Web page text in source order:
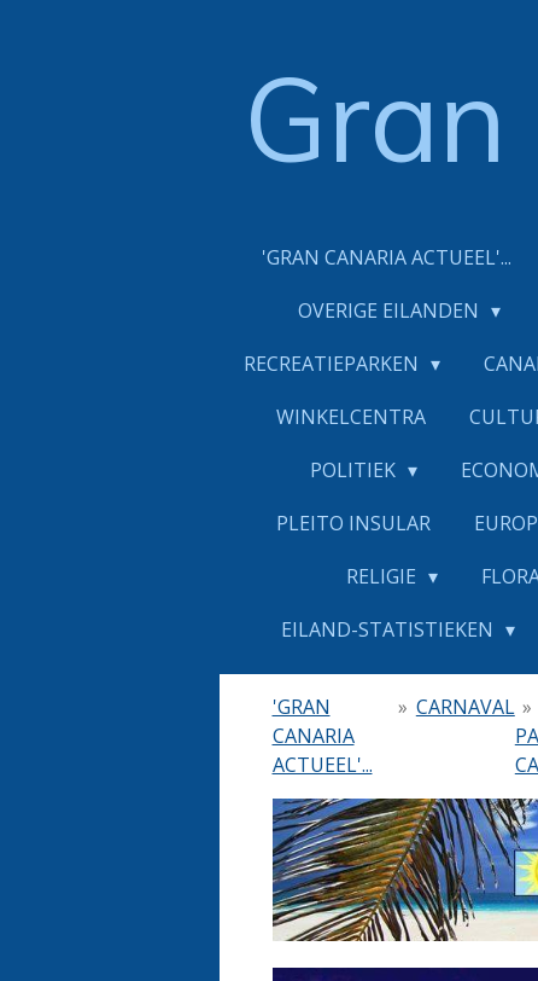
Gran
'GRAN CANARIA ACTUEEL'...
OVERIGE EILANDEN
RECREATIEPARKEN
WINKELCENTRA
POLITIEK
PLEITO INSULAR
RELIGIE
EILAND-STATISTIEKEN
'GRAN
CANARIA
ACTUEEL'...
» CARNAVAL »